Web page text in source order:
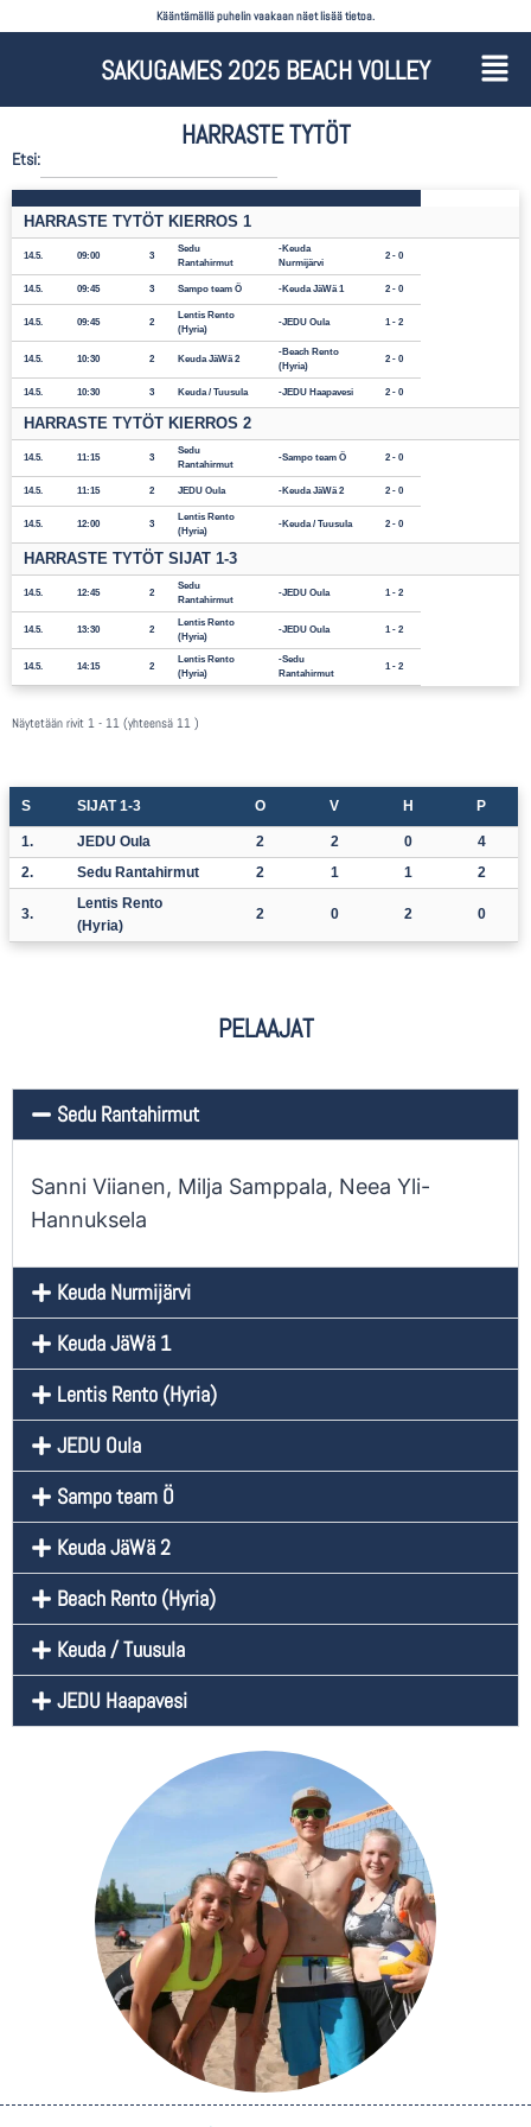
Kääntämällä puhelin vaakaan näet lisää tietoa.
SAKUGAMES 2025 BEACH VOLLEY
HARRASTE TYTÖT
Etsi:
HARRASTE TYTÖT KIERROS 1
14.5. 09:00 3
Sedu
Rantahirmut
Keuda
Nurmijärvi
2 - 0
14.5. 09:45 3 Sampo team Ö Keuda JäWä 1 2 - 0
14.5. 09:45 2
Lentis Rento
(Hyria)
JEDU Oula 1 - 2
14.5. 10:30 2 Keuda JäWä 2
Beach Rento
(Hyria)
2 - 0
14.5. 10:30 3 Keuda / Tuusula JEDU Haapavesi 2 - 0
HARRASTE TYTÖT KIERROS 2
14.5. 11:15 3
Sedu
Rantahirmut
Sampo team Ö 2 - 0
14.5. 11:15 2 JEDU Oula Keuda JäWä 2 2 - 0
14.5. 12:00 3
Lentis Rento
(Hyria)
Keuda / Tuusula 2 - 0
HARRASTE TYTÖT SIJAT 1-3
14.5. 12:45 2
Sedu
Rantahirmut
JEDU Oula 1 - 2
14.5. 13:30 2
Lentis Rento
(Hyria)
JEDU Oula 1 - 2
14.5. 14:15 2
Lentis Rento
(Hyria)
Sedu
Rantahirmut
1 - 2
Näytetään rivit 1 - 11 (yhteensä 11 )
S SIJAT 1-3 O V H P
1. JEDU Oula 2 2 0
4
2.
Sedu Rantahirmut 2 1 1 2
3.
Lentis Rento
(Hyria)
2 0 2 0
PELAAJAT
Sedu Rantahirmut
Sanni Viianen, Milja Samppala, Neea Yli-
Hannuksela
Keuda Nurmijärvi
Keuda JäWä 1
Lentis Rento (Hyria)
JEDU Oula
Sampo team Ö
Keuda JäWä 2
Beach Rento (Hyria)
Keuda / Tuusula
JEDU Haapavesi